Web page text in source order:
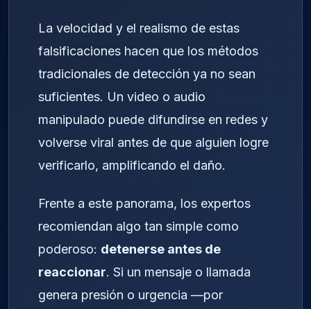
La velocidad y el realismo de estas
falsificaciones hacen que los métodos
tradicionales de detección ya no sean
suficientes. Un video o audio
manipulado puede difundirse en redes y
volverse viral antes de que alguien logre
verificarlo, amplificando el daño.
Frente a este panorama, los expertos
recomiendan algo tan simple como
poderoso: detenerse antes de
reaccionar. Si un mensaje o llamada
genera presión o urgencia —por